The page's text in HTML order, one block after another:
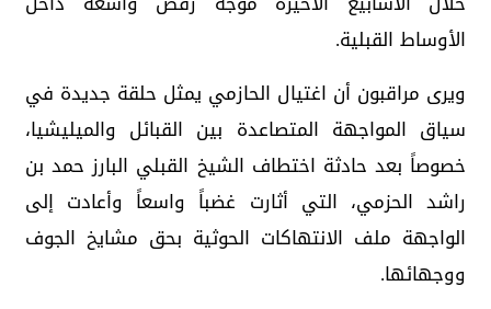
الأوساط القبلية.
ويرى مراقبون أن اغتيال الحازمي يمثل حلقة جديدة في
سياق المواجهة المتصاعدة بين القبائل والميليشيا،
خصوصاً بعد حادثة اختطاف الشيخ القبلي البارز حمد بن
راشد الحزمي، التي أثارت غضباً واسعاً وأعادت إلى
الواجهة ملف الانتهاكات الحوثية بحق مشايخ الجوف
ووجهائها.